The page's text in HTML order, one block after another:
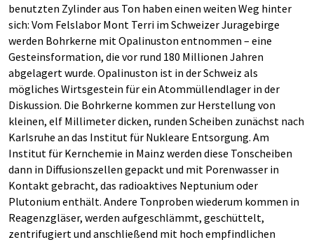
benutzten Zylinder aus Ton haben einen weiten Weg hinter
sich: Vom Felslabor Mont Terri im Schweizer Juragebirge
werden Bohrkerne mit Opalinuston entnommen – eine
Gesteinsformation, die vor rund 180 Millionen Jahren
abgelagert wurde. Opalinuston ist in der Schweiz als
mögliches Wirtsgestein für ein Atommüllendlager in der
Diskussion. Die Bohrkerne kommen zur Herstellung von
kleinen, elf Millimeter dicken, runden Scheiben zunächst nach
Karlsruhe an das Institut für Nukleare Entsorgung. Am
Institut für Kernchemie in Mainz werden diese Tonscheiben
dann in Diffusionszellen gepackt und mit Porenwasser in
Kontakt gebracht, das radioaktives Neptunium oder
Plutonium enthält. Andere Tonproben wiederum kommen in
Reagenzgläser, werden aufgeschlämmt, geschüttelt,
zentrifugiert und anschließend mit hoch empfindlichen